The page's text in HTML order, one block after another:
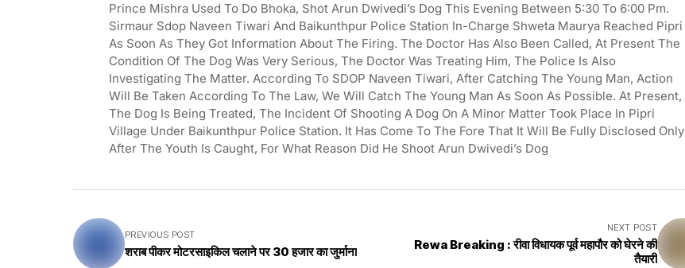
Prince Mishra Used To Do Bhoka, Shot Arun Dwivedi’s Dog This Evening Between 5:30 To 6:00 Pm.
Sirmaur Sdop Naveen Tiwari And Baikunthpur Police Station In-Charge Shweta Maurya Reached Pipri
As Soon As They Got Information About The Firing. The Doctor Has Also Been Called, At Present The
Condition Of The Dog Was Very Serious, The Doctor Was Treating Him, The Police Is Also
Investigating The Matter. According To SDOP Naveen Tiwari, After Catching The Young Man, Action
Will Be Taken According To The Law, We Will Catch The Young Man As Soon As Possible. At Present,
The Dog Is Being Treated, The Incident Of Shooting A Dog On A Minor Matter Took Place In Pipri
Village Under Baikunthpur Police Station. It Has Come To The Fore That It Will Be Fully Disclosed Only
After The Youth Is Caught, For What Reason Did He Shoot Arun Dwivedi’s Dog
PREVIOUS POST
शराब पीकर मोटरसाइकिल चलाने पर 30 हजार का जुर्माना
NEXT POST
Rewa Breaking : रीवा विधायक पूर्व महापौर को घेरने की
तैयारी